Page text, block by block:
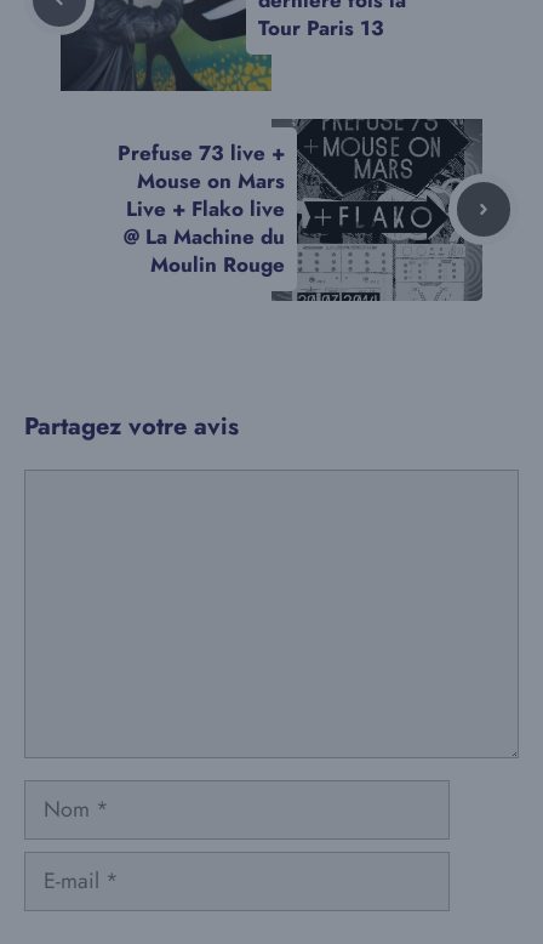
Tour Paris 13
Prefuse 73 live +
Mouse on Mars
Live + Flako live
@ La Machine du
Moulin Rouge
Partagez votre avis
Nom
mail